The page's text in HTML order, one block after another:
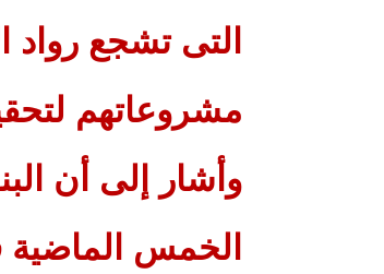
التى تشجع
مشروعاتهم
وأشار إلى أن